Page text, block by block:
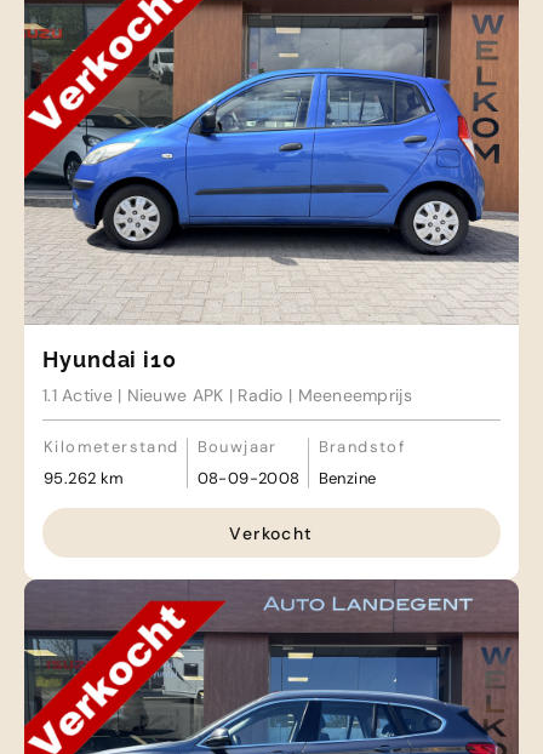
Hyundai i10
1.1 Active | Nieuwe APK | Radio | Meeneemprijs
Kilometerstand
95.262 km
Bouwjaar
08-09-2008
Brandstof
Benzine
Verkocht